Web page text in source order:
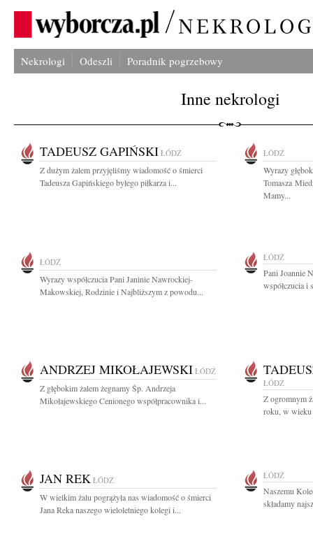
Nekrologi Odeszli Poradnik pogrzebowy
Inne nekrologi
TADEUSZ GAPIŃSKI ŁÓDŹ
Z dużym żalem przyjęliśmy wiadomość o śmierci
Tadeusza Gapińskiego byłego piłkarza i...
ŁÓDŹ
Wyrazy
Tomasza
Mamy...
ŁÓDŹ
Wyrazy współczucia Pani Janinie Nawrockiej-
Makowskiej, Rodzinie i Najbliższym z powodu...
ŁÓDŹ
Pani Joannie
współczucia i
ANDRZEJ MIKOŁAJEWSKI ŁÓDŹ
Z głębokim żalem żegnamy Śp. Andrzeja
Mikołajewskiego Cenionego współpracownika i...
ŁÓDŹ
Z ogromnym
roku, w wieku
JAN REK ŁÓDŹ
W wielkim żalu pogrążyła nas wiadomość o śmierci
Jana Reka naszego wieloletniego kolegi i...
ŁÓDŹ
Naszemu
składamy